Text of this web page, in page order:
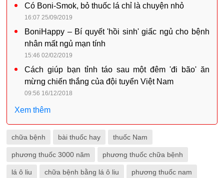
Có Boni-Smok, bỏ thuốc lá chỉ là chuyện nhỏ
16:07 25/09/2019
BoniHappy – Bí quyết 'hồi sinh' giấc ngủ cho bệnh
nhân mất ngủ mạn tính
15:46 02/02/2019
Cách giúp bạn tỉnh táo sau một đêm 'đi bão' ăn
mừng chiến thắng của đội tuyển Việt Nam
09:56 16/12/2018
Xem thêm
chữa bệnh bài thuốc hay thuốc Nam
phương thuốc 3000 năm phương thuốc chữa bệnh
lá ô liu chữa bệnh bằng lá ô liu phương thuốc nam